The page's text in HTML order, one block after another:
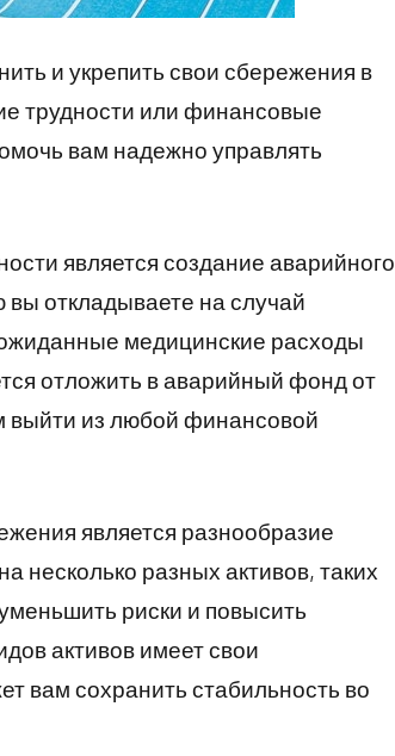
и укрепить свои сбережения в
трудности или финансовые
вам надежно управлять
является создание аварийного
откладываете на случай
медицинские расходы
отложить в аварийный фонд от
выйти из любой финансовой
является разнообразие
несколько разных активов, таких
риски и повысить
активов имеет свои
вам сохранить стабильность во